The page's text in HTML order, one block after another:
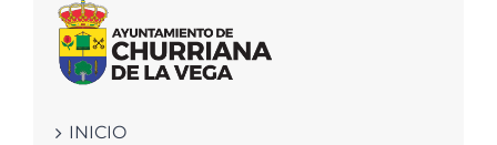
INICIO